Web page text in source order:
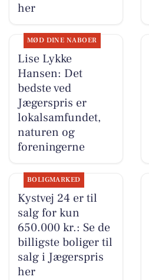
her
MØD DINE NABOER
Lise Lykke
Hansen: Det
bedste ved
Jægerspris er
lokalsamfundet,
naturen og
foreningerne
BOLIGMARKED
Kystvej 24 er til
salg for kun
650.000 kr.: Se de
billigste boliger til
salg i Jægerspris
her